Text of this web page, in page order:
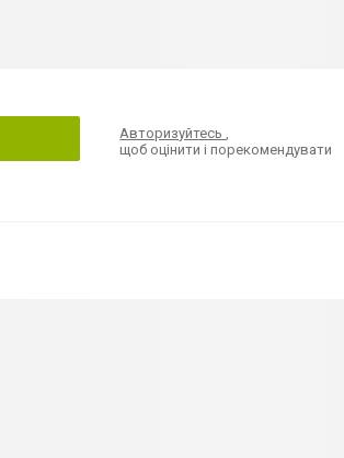
Авторизуйтесь,
щоб оцінити і порекомендувати